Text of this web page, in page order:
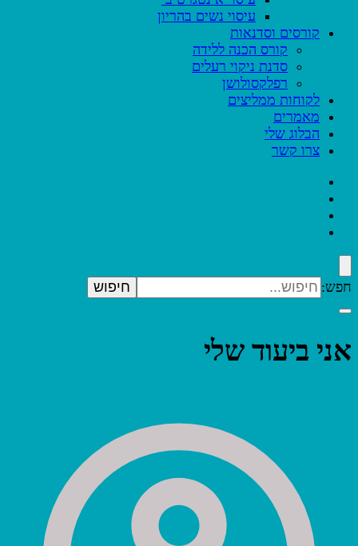
עיסוי נשים בהריון
קורסים וסדנאות
קורס הכנה ללידה
סדנת ניקוי רעלים
רפלקסולושן
לקוחות ממליצים
מאמרים
הבלוג שלי
צרו קשר
חפש:
אני ביעוד שלי